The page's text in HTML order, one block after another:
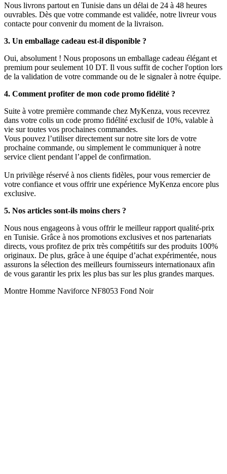
Nous livrons partout en Tunisie dans un délai de 24 à 48 heures
ouvrables. Dès que votre commande est validée, notre livreur vous
contacte pour convenir du moment de la livraison.
3. Un emballage cadeau est-il disponible ?
Oui, absolument ! Nous proposons un emballage cadeau élégant et
premium pour seulement 10 DT. Il vous suffit de cocher l'option lors
de la validation de votre commande ou de le signaler à notre équipe.
4. Comment profiter de mon code promo fidélité ?
Suite à votre première commande chez MyKenza, vous recevrez
dans votre colis un code promo fidélité exclusif de 10%, valable à
vie sur toutes vos prochaines commandes.
Vous pouvez l’utiliser directement sur notre site lors de votre
prochaine commande, ou simplement le communiquer à notre
service client pendant l’appel de confirmation.
Un privilège réservé à nos clients fidèles, pour vous remercier de
votre confiance et vous offrir une expérience MyKenza encore plus
exclusive.
5. Nos articles sont-ils moins chers ?
Nous nous engageons à vous offrir le meilleur rapport qualité-prix
en Tunisie. Grâce à nos promotions exclusives et nos partenariats
directs, vous profitez de prix très compétitifs sur des produits 100%
originaux. De plus, grâce à une équipe d’achat expérimentée, nous
assurons la sélection des meilleurs fournisseurs internationaux afin
de vous garantir les prix les plus bas sur les plus grandes marques.
Montre Homme Naviforce NF8053 Fond Noir